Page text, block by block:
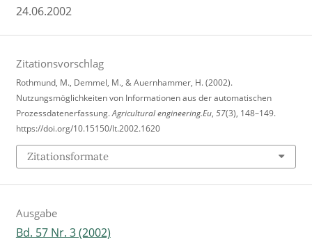
24.06.2002
Zitationsvorschlag
Rothmund, M., Demmel, M., & Auernhammer, H. (2002).
Nutzungsmöglichkeiten von Informationen aus der automatischen
Prozessdatenerfassung.Agricultural engineering.Eu, 57(3), 148–149.
https://doi.org/10.15150/lt.2002.1620
Zitationsformate
Ausgabe
Bd. 57 Nr. 3 (2002)